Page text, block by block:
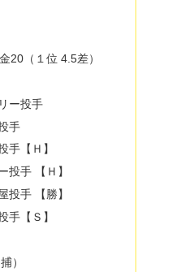
20（１位 4.5差）
ー投手
手
手【Ｈ】
投手 【Ｈ】
投手 【勝】
手【Ｓ】
）